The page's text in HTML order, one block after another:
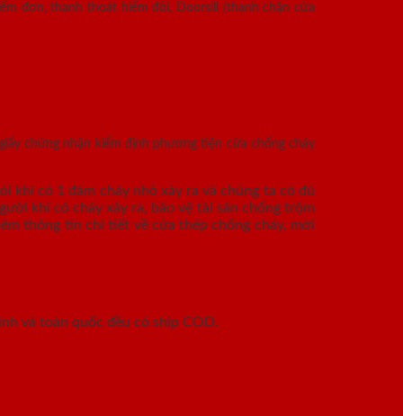
đơn, thanh thoát hiểm đôi, Doorsill (thanh chặn cửa
chứng nhận kiểm định phương tiện cửa chống cháy
khi có 1 đám cháy nhỏ xảy ra và chúng ta có đủ
khi có cháy xảy ra, bảo vệ tài sản chống trộm
thông tin chi tiết về cửa thép chống cháy, mời
và toàn quốc đều có ship COD.